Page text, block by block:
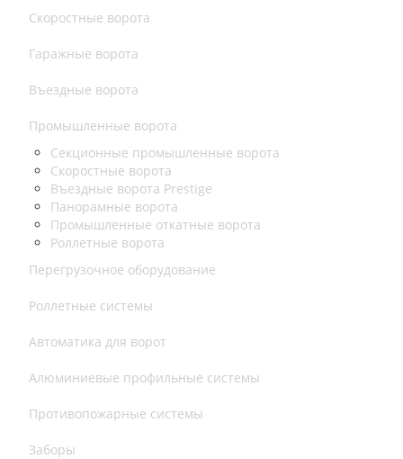
Скоростные ворота
Гаражные ворота
Въездные ворота
Промышленные ворота
Секционные промышленные ворота
Скоростные ворота
Въездные ворота Prestige
Панорамные ворота
Промышленные откатные ворота
Роллетные ворота
Перегрузочное оборудование
Роллетные системы
Автоматика для ворот
Алюминиевые профильные системы
Противопожарные системы
Заборы